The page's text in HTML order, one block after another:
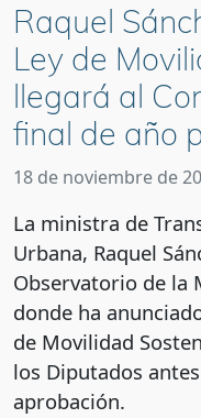
Raquel
Ley de
llegará al
final de año
18 de noviembre de
La ministra de
Urbana, Raquel
Observatorio de la
donde ha
de Movilidad
los Diputados
aprobación.